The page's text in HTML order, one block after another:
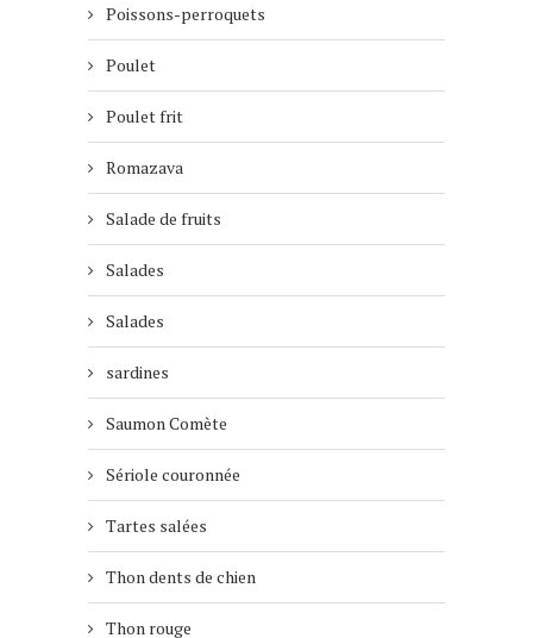
Poissons-perroquets
Poulet
Poulet frit
Romazava
Salade de fruits
Salades
Salades
sardines
Saumon Comète
Sériole couronnée
Tartes salées
Thon dents de chien
Thon rouge